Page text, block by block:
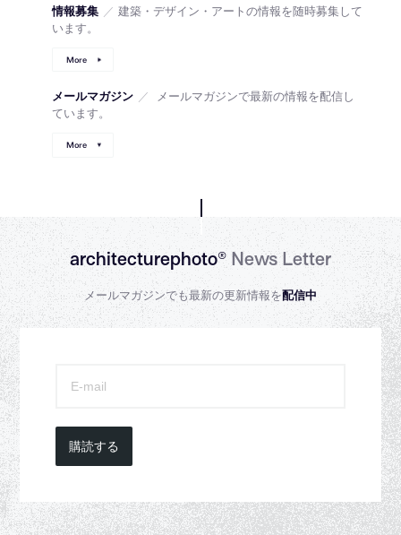
情報募集 ／ 建築・デザイン・アートの情報を随時募集して
います。
More
メールマガジン ／
メールマガジンで最新の情報を配信し
ています。
More
architecturephoto®News Letter
メールマガジンでも最新の更新情報を配信中
購読する